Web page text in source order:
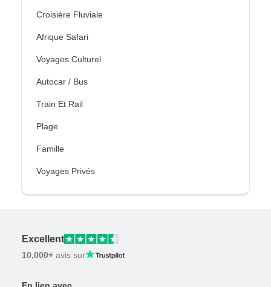
Croisière Fluviale
Afrique Safari
Voyages Culturel
Autocar / Bus
Train Et Rail
Plage
Famille
Voyages Privés
Excellent
10,000+ avis sur
En lien avec